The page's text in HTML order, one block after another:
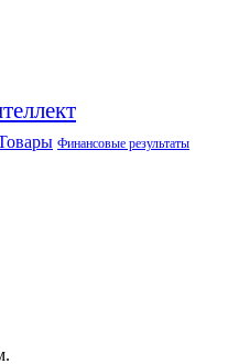
Финансовые результаты